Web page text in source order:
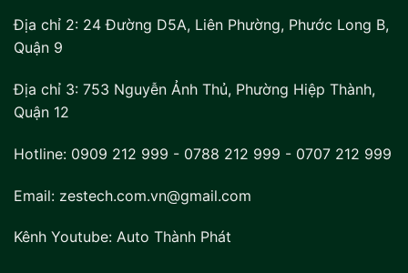
Địa chỉ 2: 24 Đường D5A, Liên Phường, Phước Long B,
Quận 9
Địa chỉ 3: 753 Nguyễn Ảnh Thủ, Phường Hiệp Thành,
Quận 12
Hotline: 0909 212 999 - 0788 212 999 - 0707 212 999
Email: zestech.com.vn@gmail.com
Kênh Youtube: Auto Thành Phát